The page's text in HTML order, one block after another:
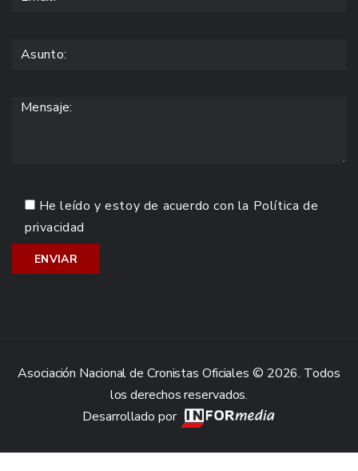
He leído y estoy de acuerdo con la Política de
privacidad
Asociación Nacional de Cronistas Oficiales © 2026. Todos
los derechos reservados.
Desarrollado por